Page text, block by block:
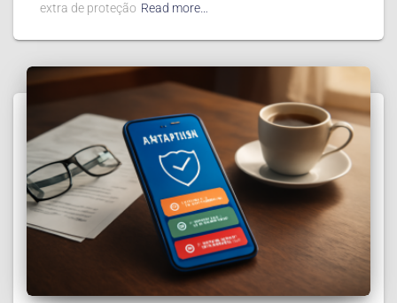
extra de proteção Read more…